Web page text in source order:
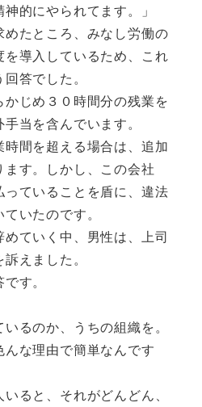
的にやられてます。」
たところ、みなし労働の
を導入しているため、これ
答でした。
じめ３０時間分の残業を
当を含んでいます。
間を超える場合は、追加
す。しかし、この会社
ていることを盾に、違法
いたのです。
ていく中、男性は、上司
えました。
す。
るのか、うちの組織を。
な理由で簡単なんです
ると、それがどんどん、